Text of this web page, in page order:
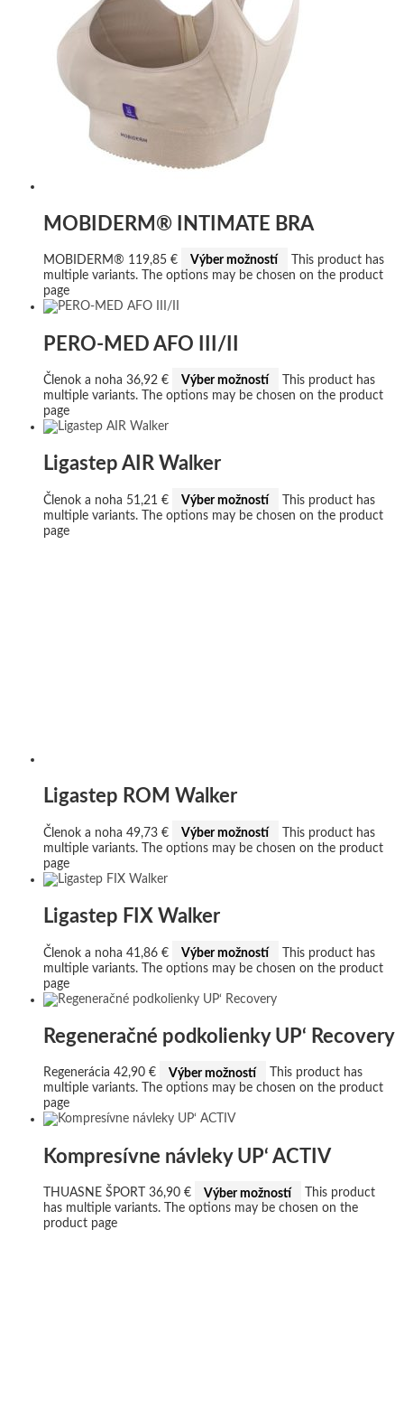
MOBIDERM® INTIMATE BRA
MOBIDERM® 119,85 € Výber možností
This product has
multiple variants. The options may be chosen on the product
page
PERO-MED AFO III/II
Členok a noha 36,92 € Výber možností
This product has
multiple variants. The options may be chosen on the product
page
Ligastep AIR Walker
Členok a noha 51,21 € Výber možností
This product has
multiple variants. The options may be chosen on the product
page
Ligastep ROM Walker
Členok a noha 49,73 € Výber možností
This product has
multiple variants. The options may be chosen on the product
page
Ligastep FIX Walker
Členok a noha 41,86 € Výber možností
This product has
multiple variants. The options may be chosen on the product
page
Regeneračné podkolienky UP‘ Recovery
Regenerácia 42,90 € Výber možností
This product has
multiple variants. The options may be chosen on the product
page
Kompresívne návleky UP‘ ACTIV
THUASNE ŠPORT 36,90 € Výber možností
This product
has multiple variants. The options may be chosen on the
product page